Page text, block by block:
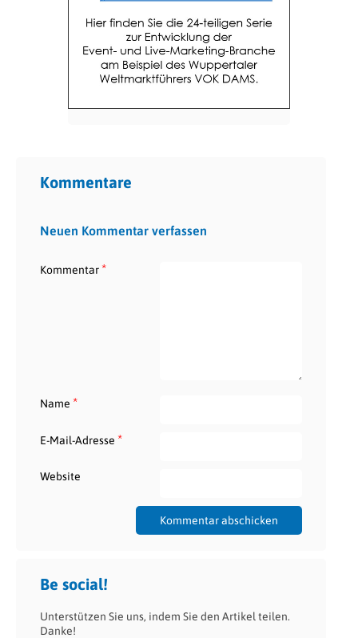
Kommentare
Neuen Kommentar verfassen
Kommentar*
Name *
E-Mail-Adresse *
Website
Be social!
Unterstützen Sie uns, indem Sie den Artikel teilen.
Danke!